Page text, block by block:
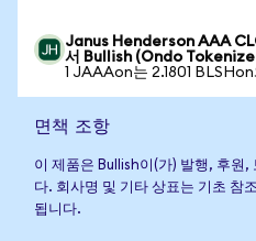
Janus Henderson AAA
서 Bullish (Ondo
1 JAAAon는 2.1801
면책 조항
이 제품은 Bullish이(가) 발행, 후원,
다. 회사명 및 기타 상표는 기초 참
됩니다.